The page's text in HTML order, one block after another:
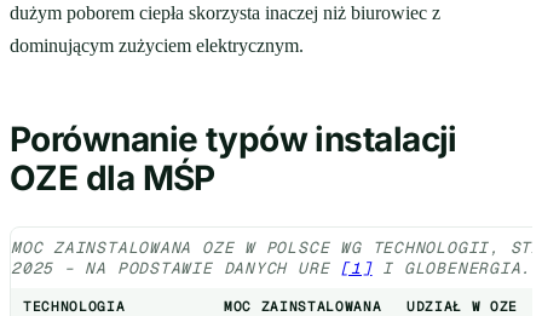
dużym poborem ciepła skorzysta inaczej niż biurowiec z
dominującym zużyciem elektrycznym.
Porównanie typów instalacji
OZE dla MŚP
MOC ZAINSTALOWANA OZE W POLSCE WG TECHNOLOGII,
2025 – NA PODSTAWIE DANYCH URE [1]I
TECHNOLOGIA MOC ZAINSTALOWANA UDZIAŁ W OZE